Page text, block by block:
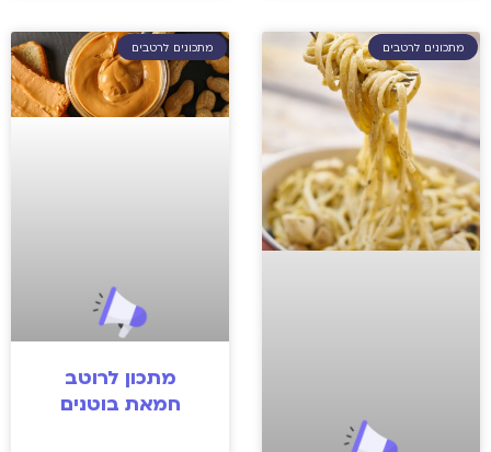
מתכונים לרטבים מתכונים לרטבים
מתכון לרוטב
חמאת בוטנים